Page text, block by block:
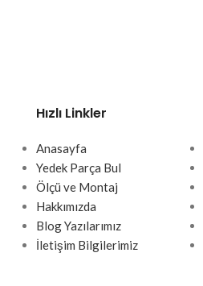
Hızlı Linkler
Anasayfa
Yedek Parça Bul
Ölçü ve Montaj
Hakkımızda
Blog Yazılarımız
İletişim Bilgilerimiz